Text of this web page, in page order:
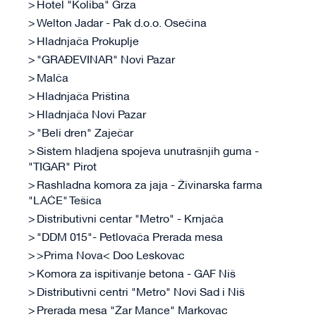
Hotel "Koliba" Grza
Welton Jadar - Pak d.o.o. Osečina
Hladnjača Prokuplje
"GRAĐEVINAR" Novi Pazar
Malča
Hladnjača Priština
Hladnjača Novi Pazar
"Beli dren" Zaječar
Sistem hladjena spojeva unutrašnjih guma -
"TIGAR" Pirot
Rashladna komora za jaja - Živinarska farma
"LAĆE" Tešica
Distributivni centar "Metro" - Krnjača
"DDM 015"- Petlovača Prerada mesa
>Prima Nova< Doo Leskovac
Komora za ispitivanje betona - GAF Niš
Distributivni centri "Metro" Novi Sad i Niš
Prerada mesa "Žar Mance" Markovac